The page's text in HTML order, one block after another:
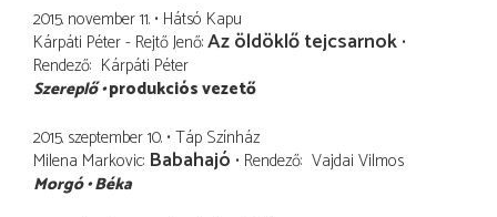
2015. november 11. Hátsó Kapu
Kárpáti Péter - Rejtő Jenő Az öldöklő tejcsarnok
Rendező Kárpáti Péter
Szereplő produkciós vezető
2015. szeptember 10. Táp Színház
Milena Markovic Babahajó Rendező Vajdai Vilmos
Morgó Béka